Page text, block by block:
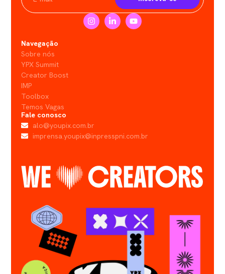
Navegação
Sobre nós
YPX Summit
Creator Boost
IMP
Toolbox
Temos Vagas
Fale conosco
alo@youpix.com.br
imprensa.youpix@inpresspni.com.br